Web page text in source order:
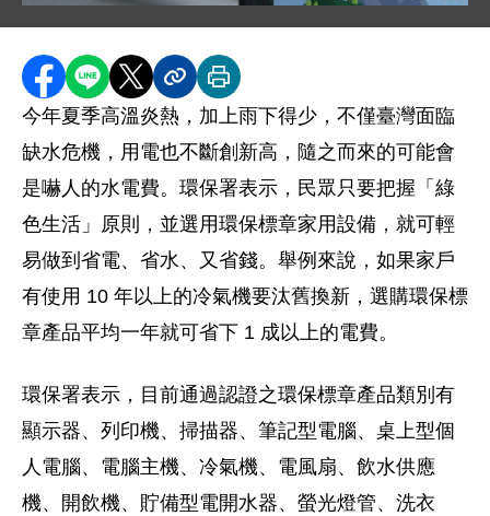
分享至 Facebook
分享到 LINE
分享到 X分享內容連結
列印本頁
今年夏季高溫炎熱，加上雨下得少，不僅臺灣面臨
缺水危機，用電也不斷創新高，隨之而來的可能會
是嚇人的水電費。環保署表示，民眾只要把握「綠
色生活」原則，並選用環保標章家用設備，就可輕
易做到省電、省水、又省錢。舉例來說，如果家戶
有使用 10 年以上的冷氣機要汰舊換新，選購環保標
章產品平均一年就可省下 1 成以上的電費。
環保署表示，目前通過認證之環保標章產品類別有
顯示器、列印機、掃描器、筆記型電腦、桌上型個
人電腦、電腦主機、冷氣機、電風扇、飲水供應
機、開飲機、貯備型電開水器、螢光燈管、洗衣